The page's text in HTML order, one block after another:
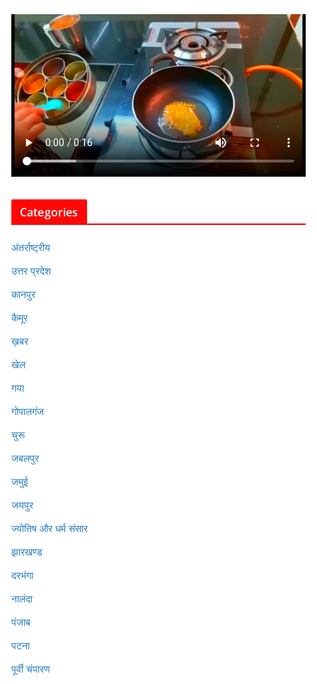
Categories
अंतर्राष्ट्रीय
उत्तर प्रदेश
कानपुर
कैमूर
ख़बर
खेल
गया
गोपालगंज
चुरू
जबलपुर
जमुई
जयपुर
ज्योतिष और धर्म संसार
झारखण्ड
दरभंगा
नालंदा
पंजाब
पटना
पूर्वी चंपारण